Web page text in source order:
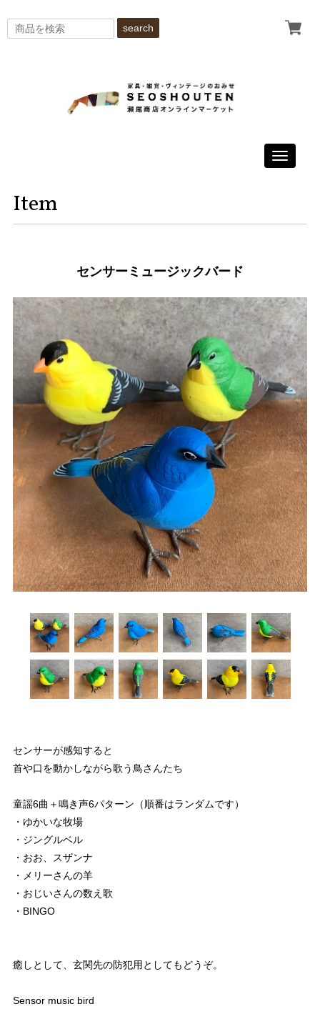
search
Toggle
Item
センサーミュージックバード
センサーが感知すると
首や口を動かしながら歌う鳥さんたち
童謡6曲＋鳴き声6パターン（順番はランダムです）
・ゆかいな牧場
・ジングルベル
・おお、スザンナ
・メリーさんの羊
・おじいさんの数え歌
・BINGO
癒しとして、玄関先の防犯用としてもどうぞ。
Sensor music bird